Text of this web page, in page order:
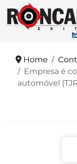
Home
Empresa é
automóvel